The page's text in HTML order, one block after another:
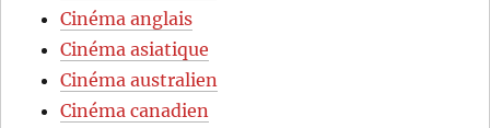
Cinéma anglais
Cinéma asiatique
Cinéma australien
Cinéma canadien